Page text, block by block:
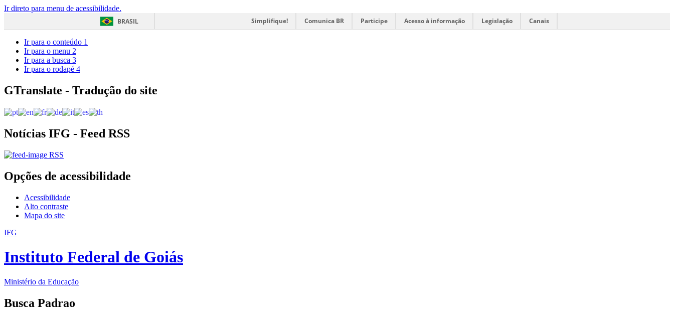
Ir direto para menu de acessibilidade.
BRASIL
Simplifique! Comunica BR Participe Acesso à informação Legislação Canais
Ir para o conteúdo 1
Ir para o menu 2
Ir para a busca 3
Ir para o rodapé 4
GTranslate - Tradução do site
Notícias IFG - Feed RSS
RSS
Opções de acessibilidade
Acessibilidade
Alto contraste
Mapa do site
IFG
Instituto Federal de Goiás
Ministério da Educação
Busca Padrao